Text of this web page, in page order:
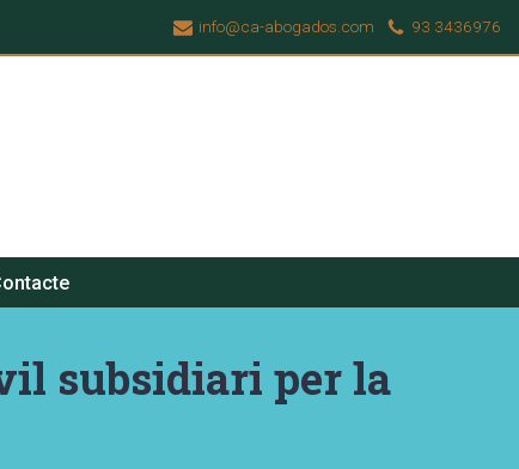
info@ca-abogados.com 93 3436976
subsidiari per la